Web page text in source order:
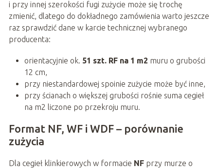
i przy innej szerokości fugi zużycie może się trochę
zmienić, dlatego do dokładnego zamówienia warto jeszcze
raz sprawdzić dane w karcie technicznej wybranego
producenta:
orientacyjnie ok. 51 szt. RF na 1 m2 muru o grubości
12 cm,
przy niestandardowej spoinie zużycie może być inne,
przy ścianach o większej grubości rośnie suma cegieł
na m2 liczone po przekroju muru.
Format NF, WF i WDF – porównanie
zużycia
Dla cegieł klinkierowych w formacie NFprzy murze o